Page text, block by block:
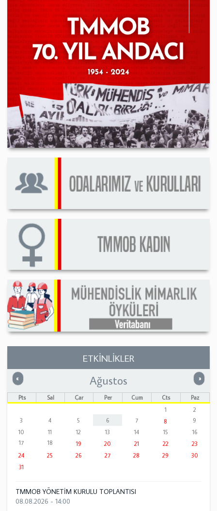
ETKİNLİKLER
« Önceki »
Ağustos
Pts Sal Çar Per Cum Cts
Paz
1
2
3
4 5 6 7 8
9
10
11 12 13 14 15
16
17
18 19 20 21 22
23
24
25 26 27 28 29
30
31
TMMOB YÖNETİM KURULU TOPLANTISI
08.08.2026 - 14:00